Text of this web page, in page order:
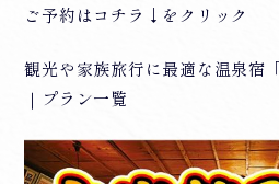
ご予約はコチラ↓をクリック
観光や家族旅行に最適な温泉宿
｜プラン一覧